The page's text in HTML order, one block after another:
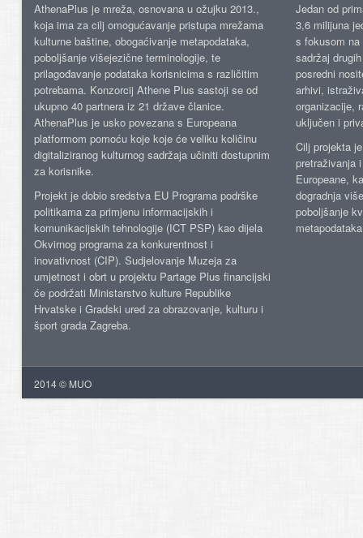
AthenaPlus je mreža, osnovana u ožujku 2013.,
koja ima za cilj omogućavanje pristupa mrežama
kulturne baštine, obogaćivanje metapodataka,
poboljšanje višejezične terminologije, te
prilagođavanje podataka korisnicima s različitim
potrebama. Konzorcij Athene Plus sastoji se od
ukupno 40 partnera iz 21 države članice.
AthenaPlus je usko povezana s Europeana
platformom pomoću koje koje će veliku količinu
digitaliziranog kulturnog sadržaja učiniti dostupnim
za korisnike.
Projekt je dobio sredstva EU Programa podrške
politikama za primjenu informacijskih i
komunikacijskih tehnologije (ICT PSP) kao dijela
Okvirnog programa za konkurentnost i
inovativnost (CIP). Sudjelovanje Muzeja za
umjetnost i obrt u projektu Partage Plus financijski
će podržati Ministarstvo kulture Republike
Hrvatske i Gradski ured za obrazovanje, kulturu i
šport grada Zagreba.
Jedan od
3,6 milijuna
s fokusom
sadržaj
posredni
arhivi,
organizacije,
uključen i
Cilj projekta
pretraživanja
Europeane,
dogradnja
poboljšanje
2014 © MUO